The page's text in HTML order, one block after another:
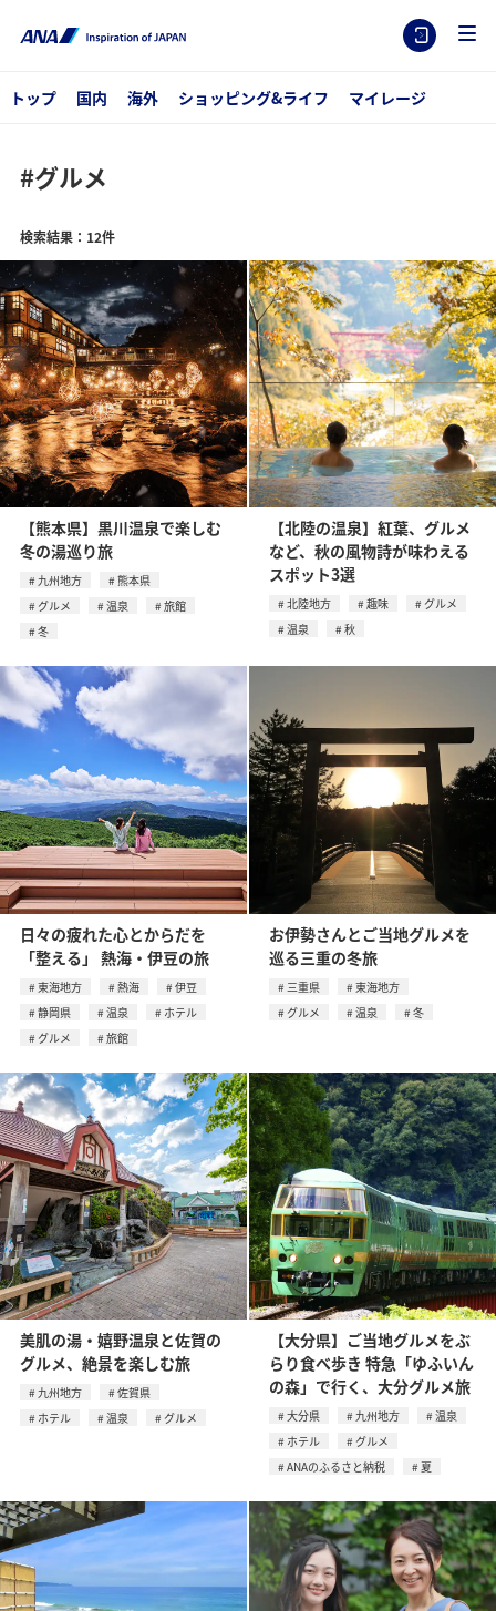
トップ 国内 海外 ショッピング&ライフ マイレージ
#グルメ
検索結果：12件
【熊本県】黒川温泉で楽しむ
冬の湯巡り旅
九州地方
熊本県
グルメ
温泉
旅館
冬
【北陸の温泉】紅葉、グルメ
など、秋の風物詩が味わえる
スポット3選
北陸地方 趣味
グルメ
温泉
秋
日々の疲れた心とからだを
「整える」 熱海・伊豆の旅
東海地方 熱海
伊豆
静岡県
温泉
ホテル
グルメ
旅館
お伊勢さんとご当地グルメを
巡る三重の冬旅
三重県
東海地方
グルメ
温泉 冬
美肌の湯・嬉野温泉と佐賀の
グルメ、絶景を楽しむ旅
九州地方
佐賀県
ホテル
温泉 グルメ
【大分県】ご当地グルメをぶ
らり食べ歩き 特急「ゆふいん
の森」で行く、大分グルメ旅
大分県 九州地方
温泉
ホテル
グルメ
ANAのふるさと納税
夏